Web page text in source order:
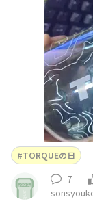
TORQUEの日
7